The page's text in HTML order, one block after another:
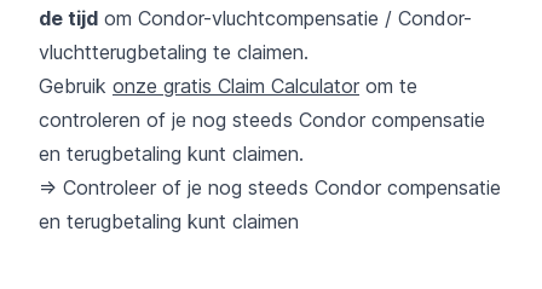
de tijd om Condor-vluchtcompensatie / Condor-
vluchtterugbetaling te claimen.
Gebruik onze gratis Claim Calculator om te
controleren of je nog steeds Condor compensatie
en terugbetaling kunt claimen.
=> Controleer of je nog steeds Condor compensatie
en terugbetaling kunt claimen